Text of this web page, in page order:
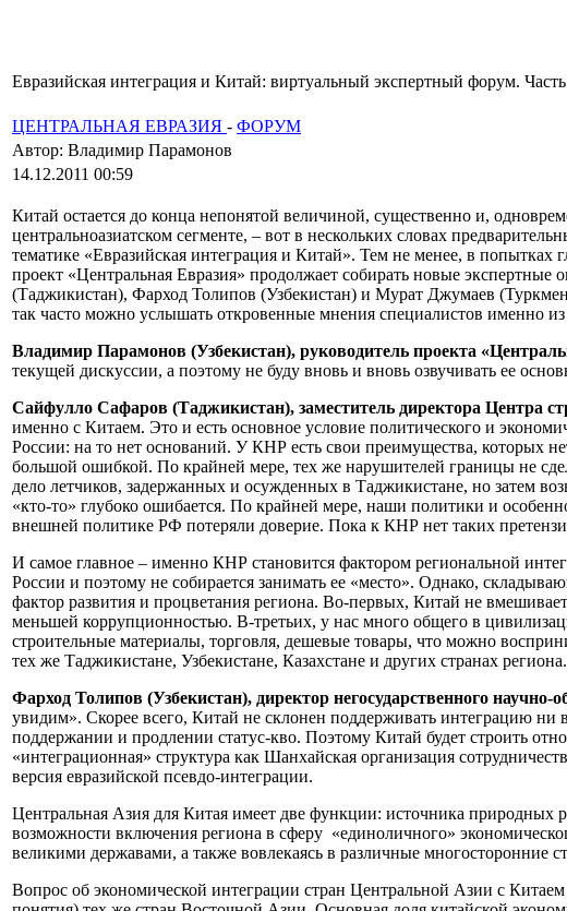
Евразийская интеграция и Китай: виртуальный экспертный форум.
ЦЕНТРАЛЬНАЯ ЕВРАЗИЯ - ФОРУМ
Автор: Владимир Парамонов
14.12.2011 00:59
Китай остается до конца непонятой величиной, существенно и,
центральноазиатском сегменте, – вот в нескольких словах
тематике «Евразийская интеграция и Китай». Тем не менее, в попытках
проект «Центральная Евразия» продолжает собирать новые
(Таджикистан), Фарход Толипов (Узбекистан) и Мурат Джумаев
так часто можно услышать откровенные мнения специалистов именно
Владимир Парамонов (Узбекистан), руководитель проекта
текущей дискуссии, а поэтому не буду вновь и вновь озвучивать ее
Сайфулло Сафаров (Таджикистан), заместитель директора Центра
именно с Китаем. Это и есть основное условие политического и
России: на то нет оснований. У КНР есть свои преимущества, которых
большой ошибкой. По крайней мере, тех же нарушителей границы не
дело летчиков, задержанных и осужденных в Таджикистане, но затем
«кто-то» глубоко ошибается. По крайней мере, наши политики и
внешней политике РФ потеряли доверие. Пока к КНР нет таких
И самое главное – именно КНР становится фактором региональной
России и поэтому не собирается занимать ее «место». Однако,
фактор развития и процветания региона. Во-первых, Китай не
меньшей коррупционностью. В-третьих, у нас много общего в
строительные материалы, торговля, дешевые товары, что можно
тех же Таджикистане, Узбекистане, Казахстане и других странах региона.
Фарход Толипов (Узбекистан), директор негосударственного
увидим». Скорее всего, Китай не склонен поддерживать интеграцию ни
поддержании и продлении статус-кво. Поэтому Китай будет строить
«интеграционная» структура как Шанхайская организация
версия евразийской псевдо-интеграции.
Центральная Азия для Китая имеет две функции: источника природных
возможности включения региона в сферу «единоличного»
великими державами, а также вовлекаясь в различные многосторонние
Вопрос об экономической интеграции стран Центральной Азии с